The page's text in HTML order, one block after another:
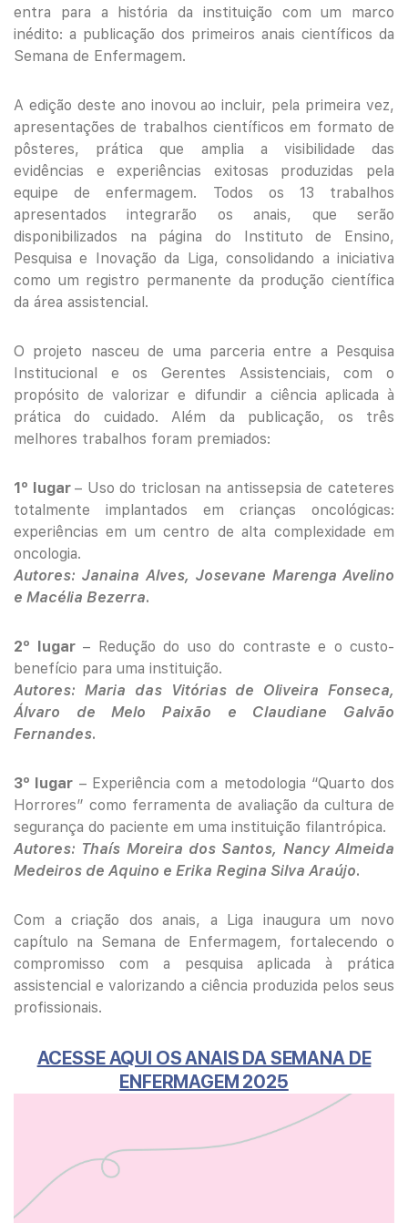
entra para a história da instituição com um marco
inédito: a publicação dos primeiros anais científicos da
Semana de Enfermagem.
A edição deste ano inovou ao incluir, pela primeira vez,
apresentações de trabalhos científicos em formato de
pôsteres, prática que amplia a visibilidade das
evidências e experiências exitosas produzidas pela
equipe de enfermagem. Todos os 13 trabalhos
apresentados integrarão os anais, que serão
disponibilizados na página do Instituto de Ensino,
Pesquisa e Inovação da Liga, consolidando a iniciativa
como um registro permanente da produção científica
da área assistencial.
O projeto nasceu de uma parceria entre a Pesquisa
Institucional e os Gerentes Assistenciais, com o
propósito de valorizar e difundir a ciência aplicada à
prática do cuidado. Além da publicação, os três
melhores trabalhos foram premiados:
1º lugar– Uso do triclosan na antissepsia de cateteres
totalmente implantados em crianças oncológicas:
experiências em um centro de alta complexidade em
oncologia.
Autores: Janaina Alves, Josevane Marenga Avelino
e Macélia Bezerra.
2º lugar– Redução do uso do contraste e o custo-
benefício para uma instituição.
Autores: Maria das Vitórias de Oliveira Fonseca,
Álvaro de Melo Paixão e Claudiane Galvão
Fernandes.
3º lugar – Experiência com a metodologia “Quarto dos
Horrores” como ferramenta de avaliação da cultura de
segurança do paciente em uma instituição filantrópica.
Autores: Thaís Moreira dos Santos, Nancy Almeida
Medeiros de Aquino e Erika Regina Silva Araújo.
Com a criação dos anais, a Liga inaugura um novo
capítulo na Semana de Enfermagem, fortalecendo o
compromisso com a pesquisa aplicada à prática
assistencial e valorizando a ciência produzida pelos seus
profissionais.
ACESSE AQUI OS ANAIS DA SEMANA DE
ENFERMAGEM 2025